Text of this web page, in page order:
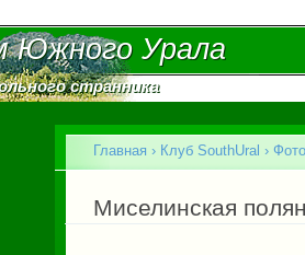
Южного Урала
Южного Урала
странника
странника
Вы здесь
Главная › Клуб SouthUral ›
Миселинская